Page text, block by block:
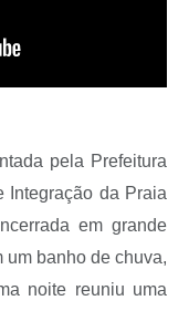
pela Prefeitura
Integração da Praia
em grande
um banho de chuva,
noite reuniu uma